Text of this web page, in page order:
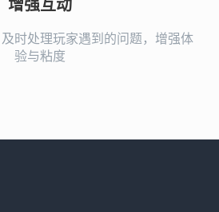
增强互动
时处理玩家遇到的问题，增强体
验与粘度